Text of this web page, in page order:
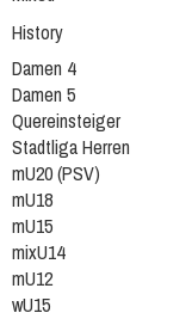
History
Damen 4
Damen 5
Quereinsteiger
Stadtliga Herren
mU20 (PSV)
mU18
mU15
mixU14
mU12
wU15